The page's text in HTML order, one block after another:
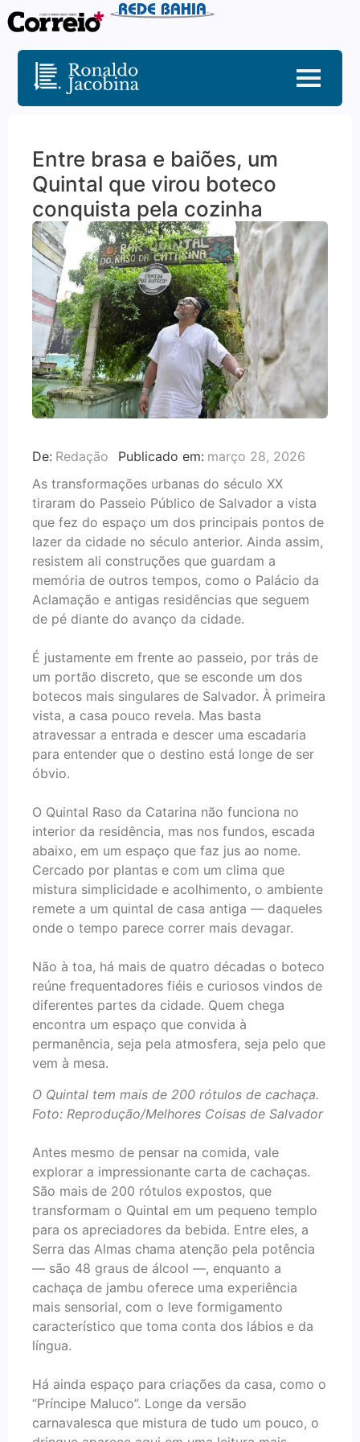
Entre brasa e baiões, um
Quintal que virou boteco
conquista pela cozinha
De: Redação Publicado em: março 28, 2026
As transformações urbanas do século XX
tiraram do Passeio Público de Salvador a vista
que fez do espaço um dos principais pontos de
lazer da cidade no século anterior. Ainda assim,
resistem ali construções que guardam a
memória de outros tempos, como o Palácio da
Aclamação e antigas residências que seguem
de pé diante do avanço da cidade.
É justamente em frente ao passeio, por trás de
um portão discreto, que se esconde um dos
botecos mais singulares de Salvador. À primeira
vista, a casa pouco revela. Mas basta
atravessar a entrada e descer uma escadaria
para entender que o destino está longe de ser
óbvio.
O Quintal Raso da Catarina não funciona no
interior da residência, mas nos fundos, escada
abaixo, em um espaço que faz jus ao nome.
Cercado por plantas e com um clima que
mistura simplicidade e acolhimento, o ambiente
remete a um quintal de casa antiga — daqueles
onde o tempo parece correr mais devagar.
Não à toa, há mais de quatro décadas o boteco
reúne frequentadores fiéis e curiosos vindos de
diferentes partes da cidade. Quem chega
encontra um espaço que convida à
permanência, seja pela atmosfera, seja pelo que
vem à mesa.
O Quintal tem mais de 200 rótulos de cachaça.
Foto: Reprodução/Melhores Coisas de Salvador
Antes mesmo de pensar na comida, vale
explorar a impressionante carta de cachaças.
São mais de 200 rótulos expostos, que
transformam o Quintal em um pequeno templo
para os apreciadores da bebida. Entre eles, a
Serra das Almas chama atenção pela potência
— são 48 graus de álcool —, enquanto a
cachaça de jambu oferece uma experiência
mais sensorial, com o leve formigamento
característico que toma conta dos lábios e da
língua.
Há ainda espaço para criações da casa, como o
“Príncipe Maluco”. Longe da versão
carnavalesca que mistura de tudo um pouco, o